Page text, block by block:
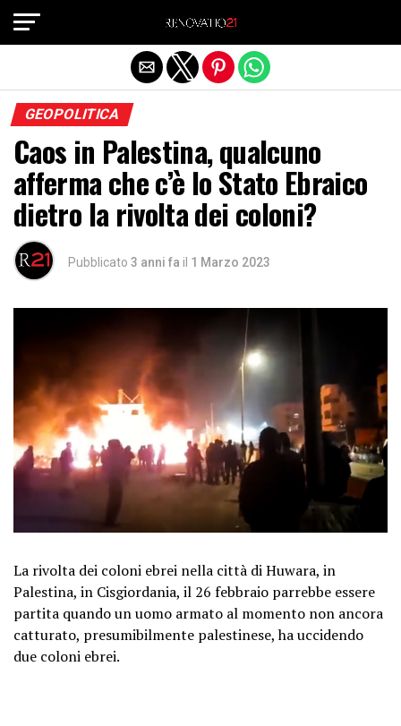
GEOPOLITICA
Caos in Palestina, qualcuno
afferma che c’è lo Stato Ebraico
dietro la rivolta dei coloni?
Pubblicato 3 anni fa il 1 Marzo 2023
La rivolta dei coloni ebrei nella città di Huwara, in
Palestina, in Cisgiordania, il 26 febbraio parrebbe essere
partita quando un uomo armato al momento non ancora
catturato, presumibilmente palestinese, ha uccidendo
due coloni ebrei.
Exit mobile version